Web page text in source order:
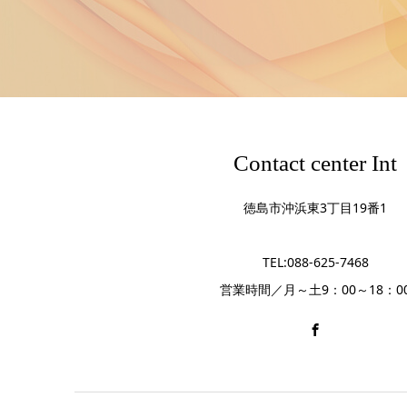
Contact center Int
徳島市沖浜東3丁目19番1
TEL:088-625-7468
営業時間／月～土9：00～18：